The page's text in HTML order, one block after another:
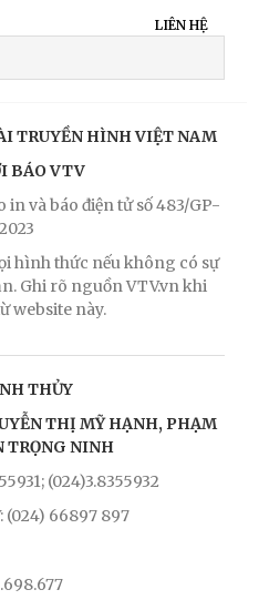
LIÊN HỆ
TRUYỀN HÌNH VIỆT NAM
BÁO VTV
in và báo điện tử số 483/GP-
hình thức nếu không có sự
Ghi rõ nguồn VTV.vn khi
website này.
THỦY
THỊ MỸ HẠNH, PHẠM
TRỌNG NINH
(024)3.8355932
(024) 66897 897